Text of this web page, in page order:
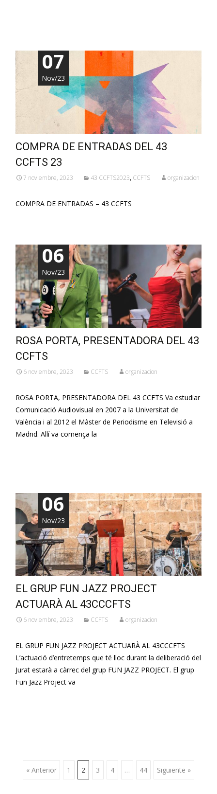
07
Nov/23
COMPRA DE ENTRADAS DEL 43
CCFTS 23
7 noviembre, 2023 43 CCFTS2023, CCFTS organizacion
COMPRA DE ENTRADAS – 43 CCFTS
06
Nov/23
ROSA PORTA, PRESENTADORA DEL 43
CCFTS
6 noviembre, 2023 CCFTS organizacion
ROSA PORTA, PRESENTADORA DEL 43 CCFTS Va estudiar
Comunicació Audiovisual en 2007 a la Universitat de
València i al 2012 el Màster de Periodisme en Televisió a
Madrid. Allí va comença la
06
Nov/23
EL GRUP FUN JAZZ PROJECT
ACTUARÀ AL 43CCCFTS
6 noviembre, 2023 CCFTS organizacion
EL GRUP FUN JAZZ PROJECT ACTUARÀ AL 43CCCFTS
L’actuació d’entretemps que té lloc durant la deliberació del
Jurat estarà a càrrec del grup FUN JAZZ PROJECT. El grup
Fun Jazz Project va
Ir« Anterior 1 2 3 4 … 44 Siguiente »